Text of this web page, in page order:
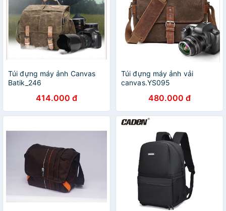
Túi đựng máy ảnh Canvas
Batik_246
414.000 đ
Túi đựng máy ảnh vải
canvas.YS095
480.000 đ